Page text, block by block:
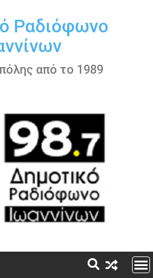
Ραδιόφωνο
από το 1989